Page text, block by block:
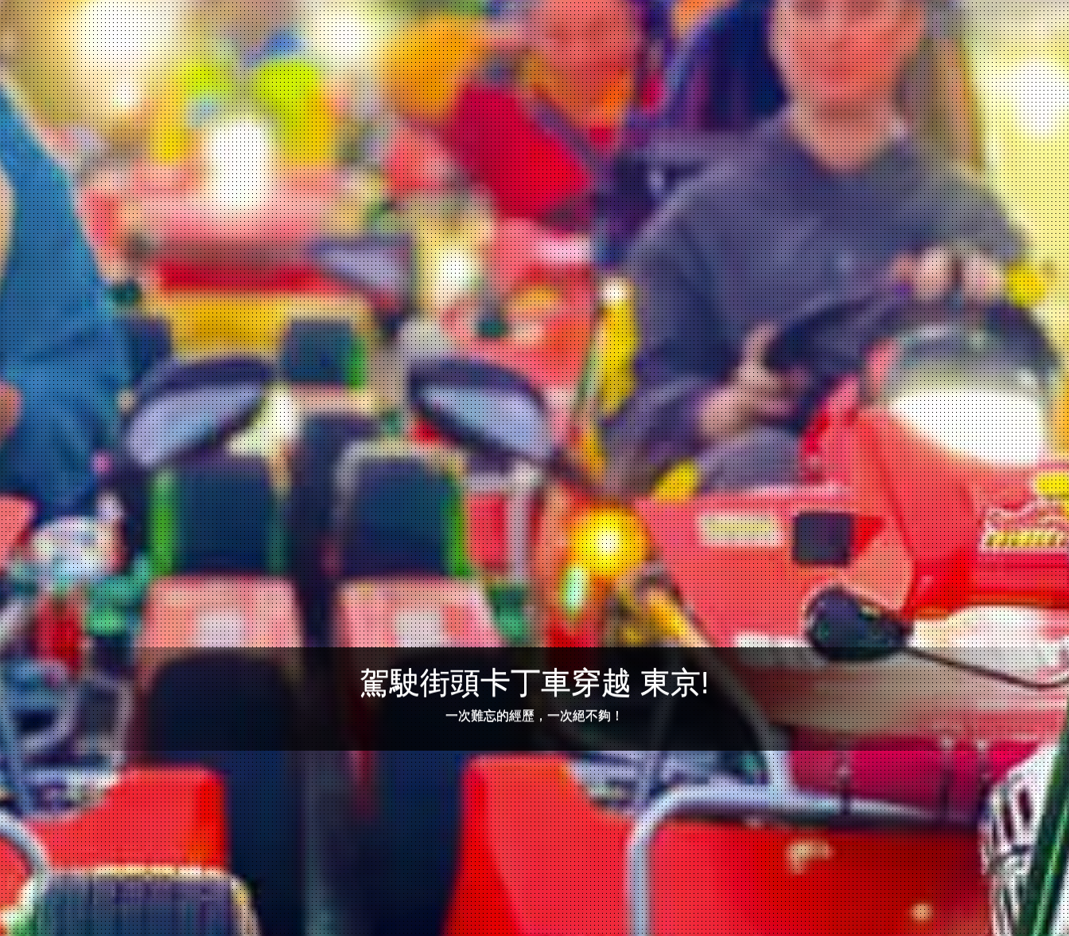
駕駛街頭卡丁車穿越 東京!
一次難忘的經歷，一次絕不夠！